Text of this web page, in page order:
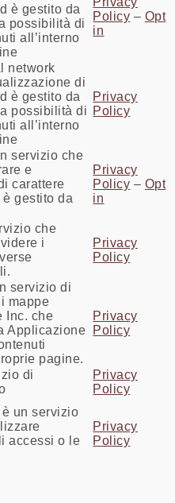
è gestito da
possibilità di
all’interno
Policy – Opt
in
network
di
è gestito da
possibilità di
all’interno
Privacy
Policy
servizio che
e
carattere
gestito da
Privacy
Policy – Opt
in
che
i
Privacy
Policy
servizio di
mappe
Inc. che
Applicazione
pagine.
Privacy
Policy
di
Privacy
Policy
un servizio
accessi o le
Privacy
Policy